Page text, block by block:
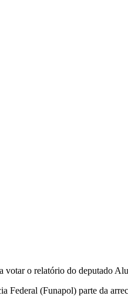
votar o relatório do deputado
(Funapol) parte da